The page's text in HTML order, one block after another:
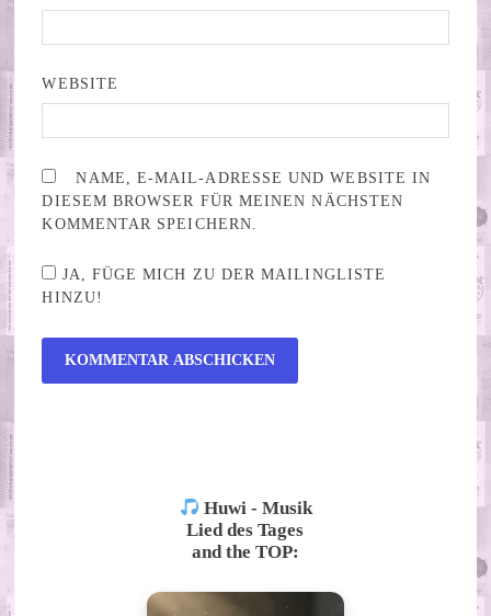
WEBSITE
NAME, E-MAIL-ADRESSE UND WEBSITE IN
DIESEM BROWSER FÜR MEINEN NÄCHSTEN
KOMMENTAR SPEICHERN.
JA, FÜGE MICH ZU DER MAILINGLISTE
HINZU!
Huwi - Musik
Lied des Tages
and the TOP: